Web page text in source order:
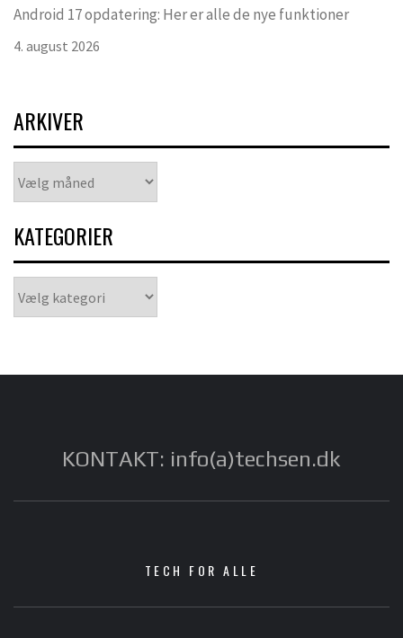
Android 17 opdatering: Her er alle de nye funktioner
4. august 2026
ARKIVER
KATEGORIER
KONTAKT: info(a)techsen.dk
TECH FOR ALLE